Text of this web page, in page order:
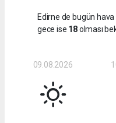
Edirne de bugün hava
gece ise 18olması
09.08.2026